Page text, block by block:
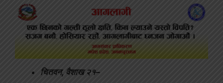
चितवन, वैशाख २१–